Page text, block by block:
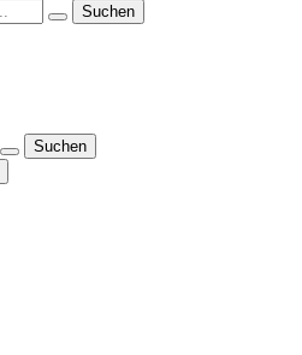
Suchen
Suchen